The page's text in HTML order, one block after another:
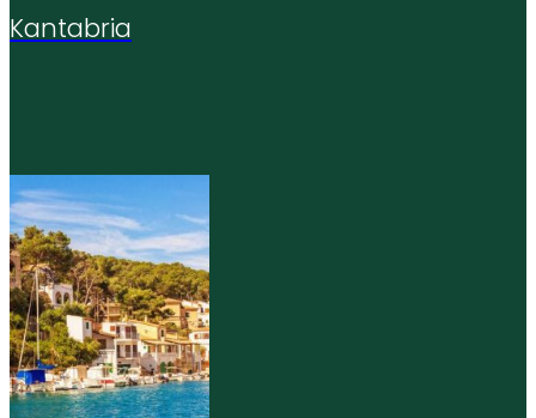
Kantabria